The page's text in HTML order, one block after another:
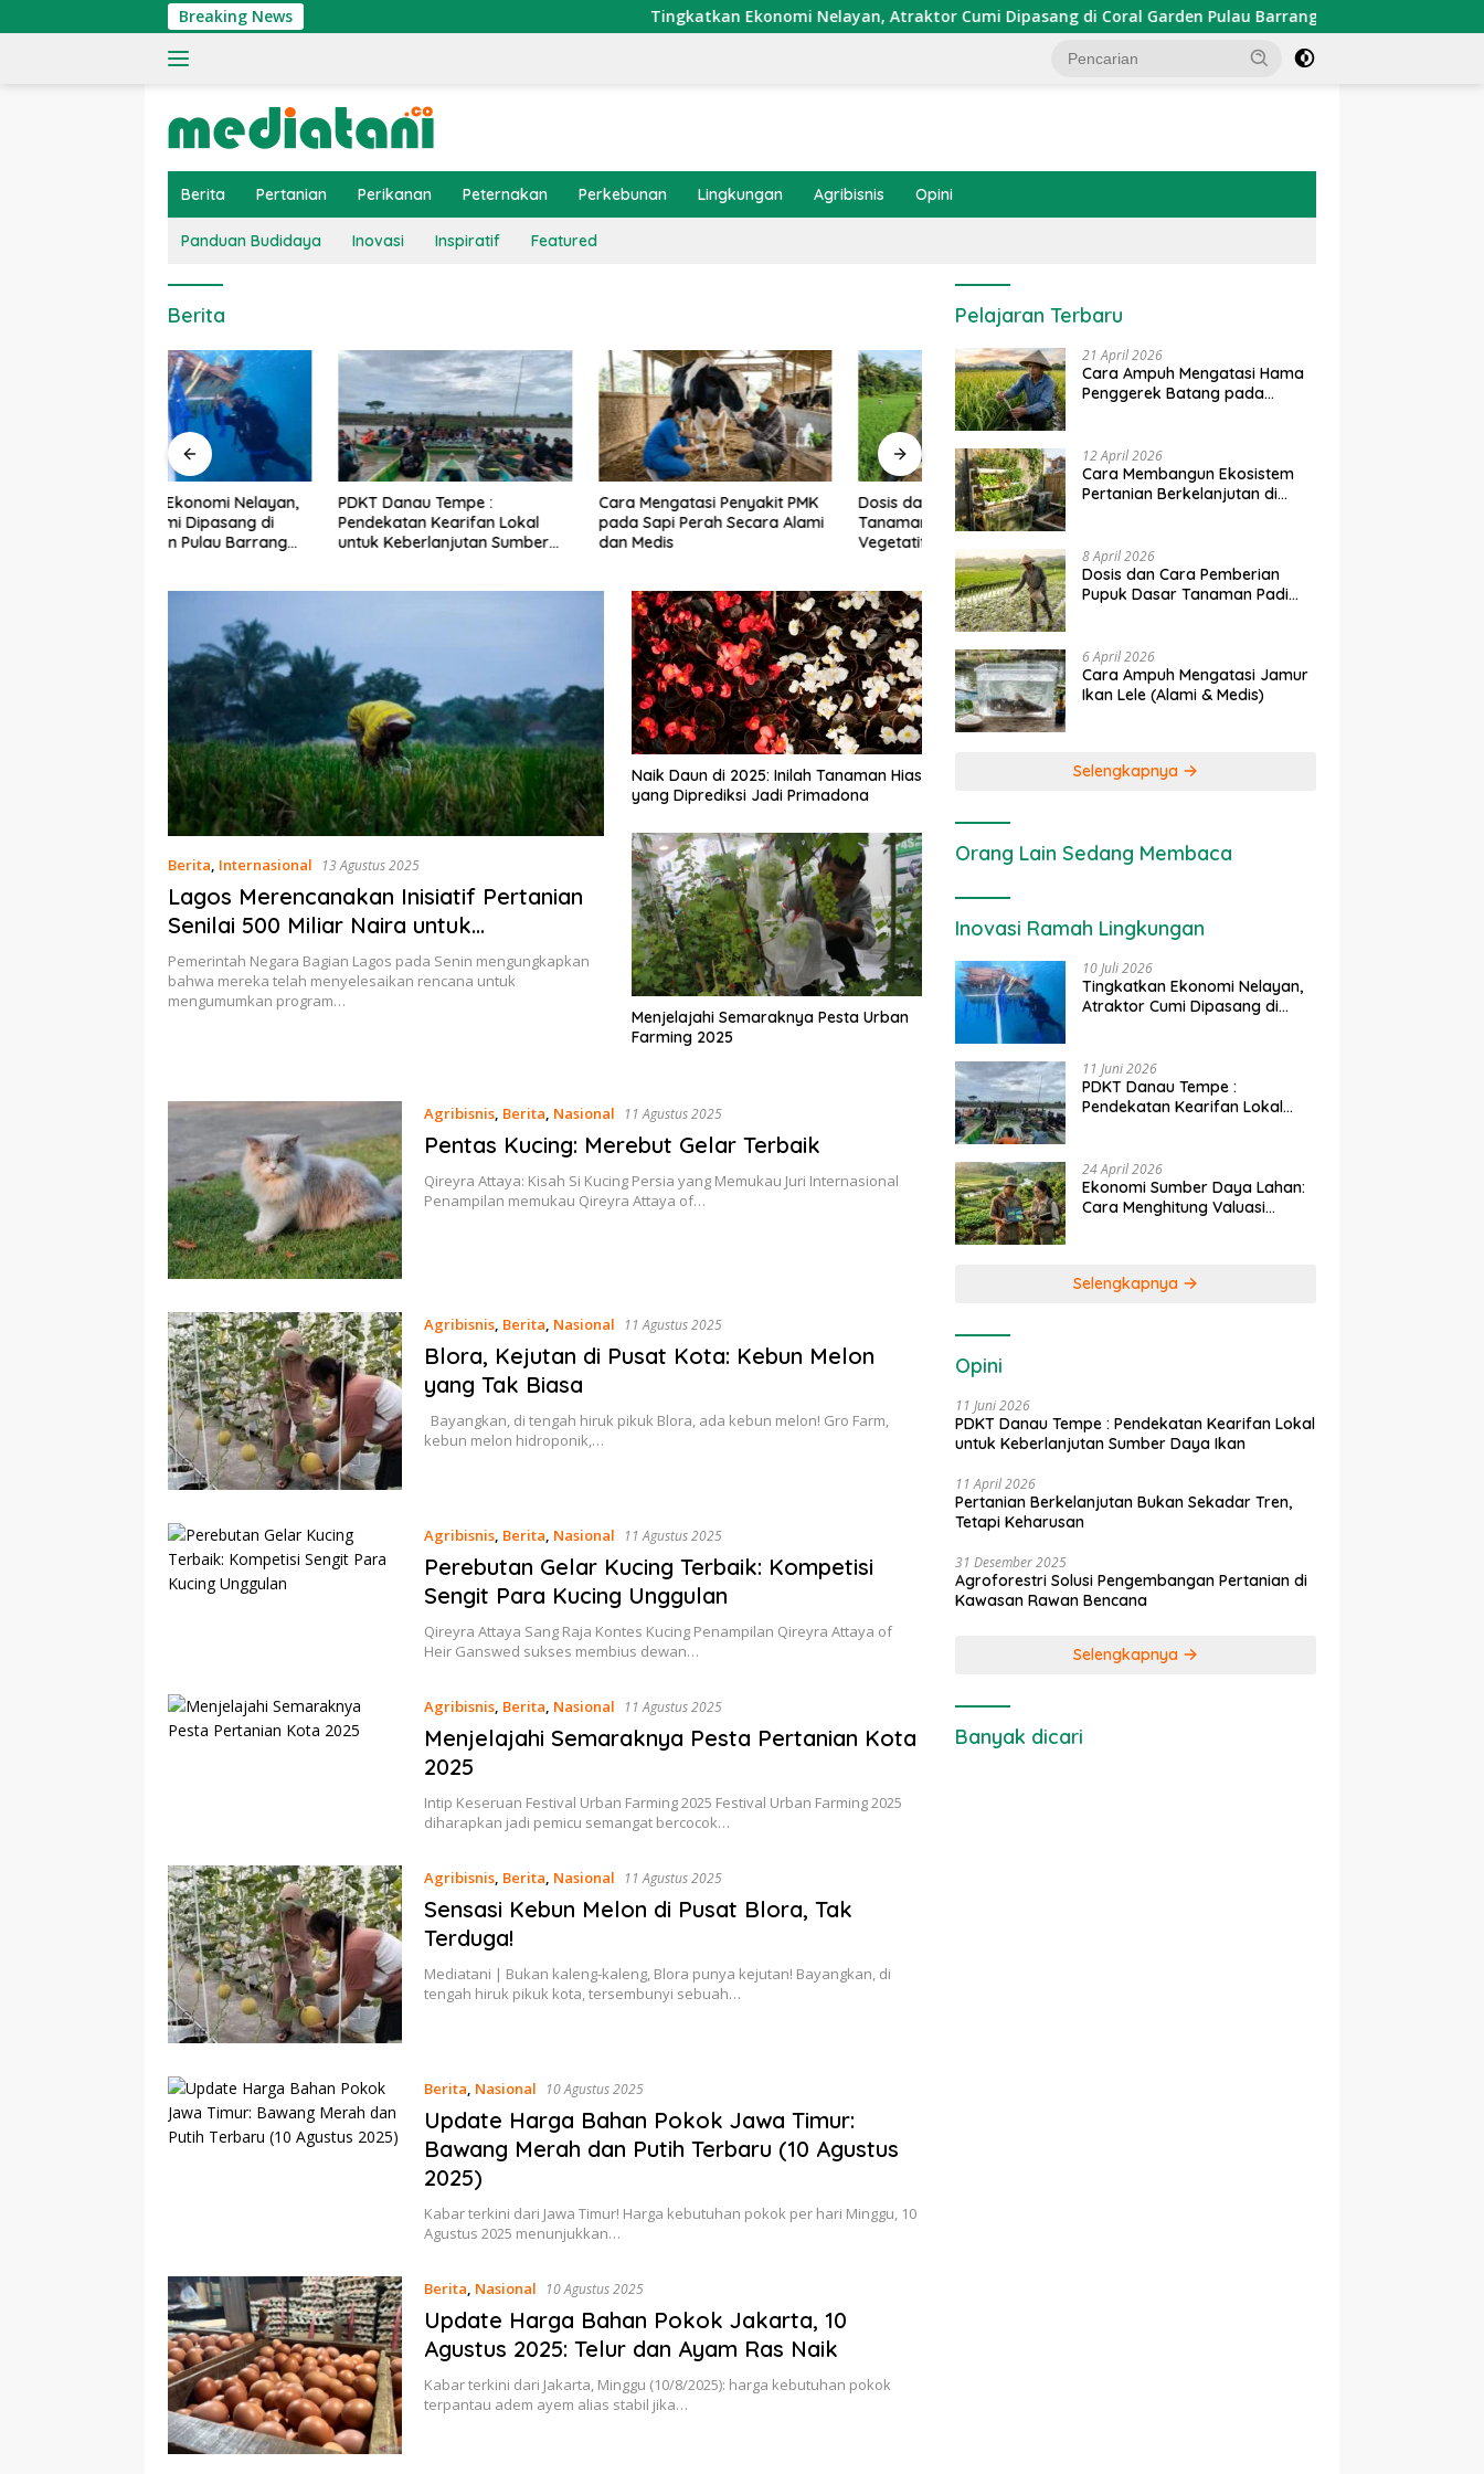
ke
Breaking News Tingkatkan Ekonomi Nelayan, Atraktor Cumi Dipasang di Coral Garden Pulau Barrang Caddi
Berita Pertanian Perikanan Peternakan Perkebunan Lingkungan Agribisnis Opini
Panduan Budidaya Inovasi Inspiratif Featured
Berita
PDKT Danau Tempe :
Pendekatan Kearifan Lokal
untuk Keberlanjutan Sumber
Cara Mengatasi Penyakit PMK
pada Sapi Perah Secara Alami
dan Medis
Dosis dan Cara Pemupukan
Tanaman Padi pada Fase
Vegetatif Aktif yang Tepat
Penerapan IoT dalam
Pertanian Modern di Indonesia
Ekonomi Sumber Daya Lahan:
Berita, Internasional 13 Agustus 2025
Lagos Merencanakan Inisiatif Pertanian
Senilai 500 Miliar Naira untuk
Meningkatkan Keamanan Pangan
Pemerintah Negara Bagian Lagos pada Senin mengungkapkan
bahwa mereka telah menyelesaikan rencana untuk
mengumumkan program…
Naik Daun di 2025: Inilah Tanaman Hias
yang Diprediksi Jadi Primadona
Menjelajahi Semaraknya Pesta Urban
Farming 2025
Agribisnis, Berita, Nasional 11 Agustus 2025
Pentas Kucing: Merebut Gelar Terbaik
Qireyra Attaya: Kisah Si Kucing Persia yang Memukau Juri Internasional
Penampilan memukau Qireyra Attaya of…
Agribisnis, Berita, Nasional 11 Agustus 2025
Blora, Kejutan di Pusat Kota: Kebun Melon
yang Tak Biasa
Bayangkan, di tengah hiruk pikuk Blora, ada kebun melon! Gro Farm,
kebun melon hidroponik,…
Agribisnis, Berita, Nasional 11 Agustus 2025
Perebutan Gelar Kucing Terbaik: Kompetisi
Sengit Para Kucing Unggulan
Qireyra Attaya Sang Raja Kontes Kucing Penampilan Qireyra Attaya of
Heir Ganswed sukses membius dewan…
Agribisnis, Berita, Nasional 11 Agustus 2025
Menjelajahi Semaraknya Pesta Pertanian Kota
2025
Intip Keseruan Festival Urban Farming 2025 Festival Urban Farming 2025
diharapkan jadi pemicu semangat bercocok…
Agribisnis, Berita, Nasional 11 Agustus 2025
Sensasi Kebun Melon di Pusat Blora, Tak
Terduga!
Mediatani | Bukan kaleng-kaleng, Blora punya kejutan! Bayangkan, di
tengah hiruk pikuk kota, tersembunyi sebuah…
Berita, Nasional 10 Agustus 2025
Update Harga Bahan Pokok Jawa Timur:
Bawang Merah dan Putih Terbaru (10 Agustus
2025)
Kabar terkini dari Jawa Timur! Harga kebutuhan pokok per hari Minggu, 10
Agustus 2025 menunjukkan…
Berita, Nasional 10 Agustus 2025
Update Harga Bahan Pokok Jakarta, 10
Agustus 2025: Telur dan Ayam Ras Naik
Kabar terkini dari Jakarta, Minggu (10/8/2025): harga kebutuhan pokok
terpantau adem ayem alias stabil jika…
Pelajaran Terbaru
21 April 2026
Cara Ampuh Mengatasi Hama
Penggerek Batang pada
12 April 2026
Cara Membangun Ekosistem
Pertanian Berkelanjutan di
8 April 2026
Dosis dan Cara Pemberian
Pupuk Dasar Tanaman Padi
6 April 2026
Cara Ampuh Mengatasi Jamur
Ikan Lele (Alami & Medis)
Selengkapnya
Orang Lain Sedang Membaca
Inovasi Ramah Lingkungan
10 Juli 2026
Tingkatkan Ekonomi Nelayan,
Atraktor Cumi Dipasang di
11 Juni 2026
PDKT Danau Tempe :
Pendekatan Kearifan Lokal
24 April 2026
Ekonomi Sumber Daya Lahan:
Cara Menghitung Valuasi
Selengkapnya
Opini
11 Juni 2026
PDKT Danau Tempe : Pendekatan Kearifan Lokal
untuk Keberlanjutan Sumber Daya Ikan
11 April 2026
Pertanian Berkelanjutan Bukan Sekadar Tren,
Tetapi Keharusan
31 Desember 2025
Agroforestri Solusi Pengembangan Pertanian di
Kawasan Rawan Bencana
Selengkapnya
Banyak dicari